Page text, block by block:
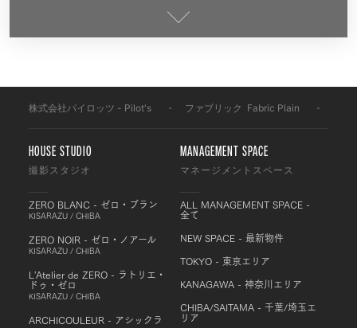
株式会社パイロッツ - Pilot's ファブリック Fabric Plain
HOUSE STUDIO
撮影スタジオ
ZERO BLANC - ゼロ・ブラン
KISARAZU / CHIBA
ZERO NOIR - ゼロ・ノアール
KISARAZU / CHIBA
L'Atelier de ZERO - ラトリエ・
ドゥ・ゼロ
KISARAZU / CHIBA
ARCHICOULEUR - アシックラ
MANAGEMENT SPACE
マネージメントスペース
ALL MANAGEMENT SPACE -
全て
NEW SPACE - 最新物件
TOKYO - 東京エリア
KANAGAWA - 神奈川エリア
CHIBA/SAITAMA - 千葉/埼玉エ
リア